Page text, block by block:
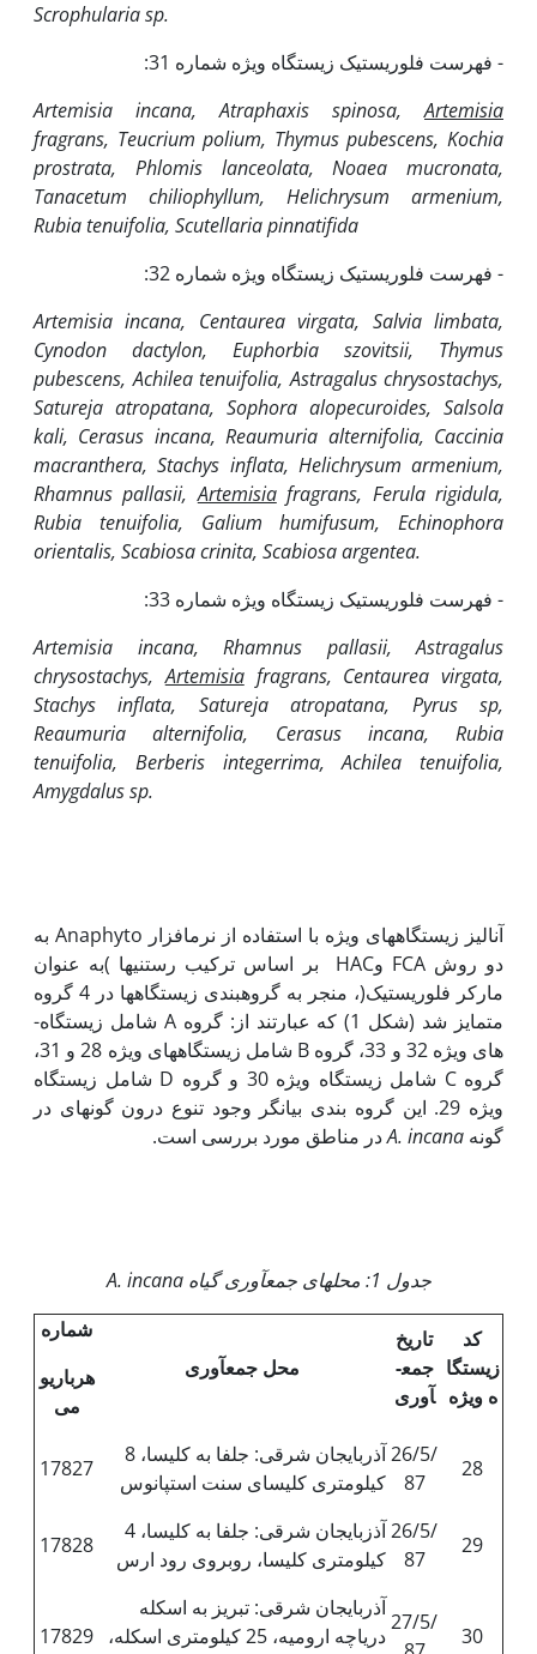
Scrophularia sp.
- فهرست فلوریستیک زیستگاه ویژه شماره 31:
Artemisia incana, Atraphaxis spinosa,Artemisia
fragrans, Teucrium polium, Thymus pubescens, Kochia
prostrata, Phlomis lanceolata, Noaea mucronata,
Tanacetum chiliophyllum, Helichrysum armenium,
Rubia tenuifolia, Scutellaria pinnatifida
- فهرست فلوریستیک زیستگاه ویژه شماره 32:
Artemisia incana, Centaurea virgata, Salvia limbata,
Cynodon dactylon, Euphorbia szovitsii, Thymus
pubescens, Achilea tenuifolia, Astragalus chrysostachys,
Satureja atropatana, Sophora alopecuroides, Salsola
kali, Cerasus incana, Reaumuria alternifolia, Caccinia
macranthera, Stachys inflata, Helichrysum armenium,
Rhamnus pallasii,Artemisiafragrans, Ferula rigidula,
Rubia tenuifolia, Galium humifusum, Echinophora
orientalis, Scabiosa crinita, Scabiosa argentea.
- فهرست فلوریستیک زیستگاه ویژه شماره 33:
Artemisia incana, Rhamnus pallasii, Astragalus
chrysostachys,Artemisiafragrans, Centaurea virgata,
Stachys inflata, Satureja atropatana, Pyrus sp,
Reaumuria alternifolia, Cerasus incana, Rubia
tenuifolia, Berberis integerrima, Achilea tenuifolia,
Amygdalus sp.
آنالیز زیستگاه­های ویژه با استفاده از نرم­افزار Anaphyto به
دو روش FCA وHAC بر اساس ترکیب رستنی­ها )به عنوان
مارکر فلوریستیک(، منجر به گروه­بندی زیستگاه­ها در 4 گروه
متمایز شد (شکل 1) که عبارتند از: گروه A شامل زیستگاه­­­­­­­
های ویژه 32 و 33، گروه B شامل زیستگاه­های ویژه 28 و 31،
گروه C شامل زیستگاه­ ویژه 30 و گروه D شامل زیستگاه
ویژه 29. این گروه بندی بیانگر وجود تنوع درون گونه­ای در
گونه A. incanaدر مناطق مورد بررسی است.
جدول 1: محل­های جمع­آوری گیاه A. incana
کد
زیستگا
ه ویژه
تاریخ
جمع­
آوری
محل جمع­آوری
شماره
هرباریو
می
28
26/5/
87
آذربایجان شرقی: جلفا به کلیسا، 8
کیلومتری کلیسای سنت استپانوس
17827
29
26/5/
87
آذزبایجان شرقی: جلفا به کلیسا، 4
کیلومتری کلیسا، روبروی رود ارس
17828
30
27/5/
آذربایجان شرقی: تبریز به اسکله
دریاچه ارومیه، 25 کیلومتری اسکله، 17829